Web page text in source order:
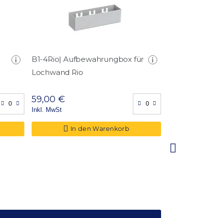
B1-4Rio| Aufbewahrungbox für
Lochwand Rio
59,00 €
Inkl. MwSt
In den Warenkorb